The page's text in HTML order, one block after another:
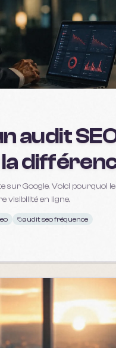
audit
sur Google. Voici pourquoi
visibilité en ligne.
audit seo fréquence